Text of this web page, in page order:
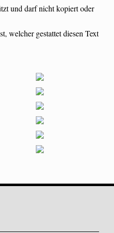
und darf nicht kopiert oder
welcher gestattet diesen Text